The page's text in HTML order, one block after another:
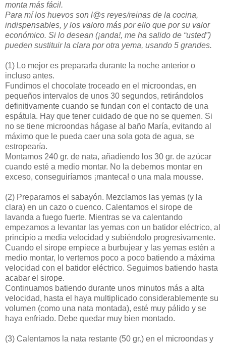
monta más fácil.
Para mí los huevos son l@s reyes/reinas de la cocina,
indispensables, y los valoro más por ello que por su valor
económico. Si lo desean (¡anda!, me ha salido de “usted”)
pueden sustituir la clara por otra yema, usando 5 grandes.
(1) Lo mejor es prepararla durante la noche anterior o
incluso antes.
Fundimos el chocolate troceado en el microondas, en
pequeños intervalos de unos 30 segundos, retirándolos
definitivamente cuando se fundan con el contacto de una
espátula. Hay que tener cuidado de que no se quemen. Si
no se tiene microondas hágase al baño María, evitando al
máximo que le pueda caer una sola gota de agua, se
estropearía.
Montamos 240 gr. de nata, añadiendo los 30 gr. de azúcar
cuando esté a medio montar. No la debemos montar en
exceso, conseguiríamos ¡manteca! o una mala mousse.
(2) Preparamos el sabayón. Mezclamos las yemas (y la
clara) en un cazo o cuenco. Calentamos el sirope de
lavanda a fuego fuerte. Mientras se va calentando
empezamos a levantar las yemas con un batidor eléctrico, al
principio a media velocidad y subiéndolo progresivamente.
Cuando el sirope empiece a burbujear y las yemas estén a
medio montar, lo vertemos poco a poco batiendo a máxima
velocidad con el batidor eléctrico. Seguimos batiendo hasta
acabar el sirope.
Continuamos batiendo durante unos minutos más a alta
velocidad, hasta el haya multiplicado considerablemente su
volumen (como una nata montada), esté muy pálido y se
haya enfriado. Debe quedar muy bien montado.
(3) Calentamos la nata restante (50 gr.) en el microondas y